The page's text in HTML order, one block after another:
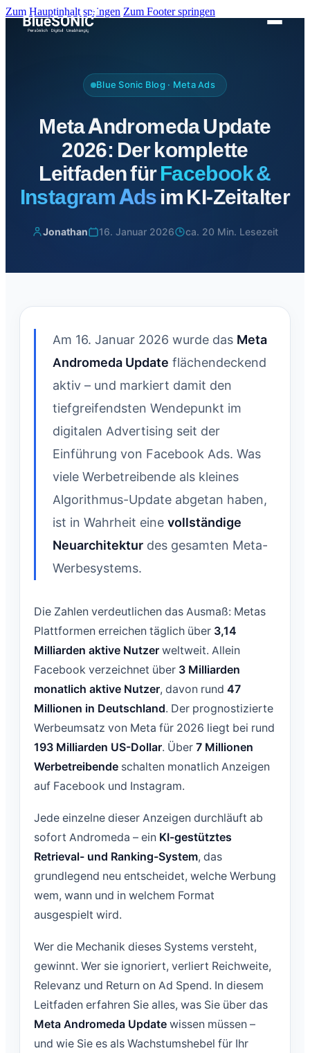
Zum Hauptinhalt springen Zum Footer springen
Blue Sonic Blog · Meta Ads
Meta Andromeda Update
2026: Der komplette
Leitfaden fürFacebook &
Instagram Adsim KI-Zeitalter
Jonathan 16. Januar 2026 ca. 20 Min. Lesezeit
Am 16. Januar 2026 wurde das Meta
Andromeda Update flächendeckend
aktiv – und markiert damit den
tiefgreifendsten Wendepunkt im
digitalen Advertising seit der
Einführung von Facebook Ads. Was
viele Werbetreibende als kleines
Algorithmus-Update abgetan haben,
ist in Wahrheit eine vollständige
Neuarchitektur des gesamten Meta-
Werbesystems.
Die Zahlen verdeutlichen das Ausmaß: Metas
Plattformen erreichen täglich über 3,14
Milliarden aktive Nutzerweltweit. Allein
Facebook verzeichnet über 3 Milliarden
monatlich aktive Nutzer, davon rund 47
Millionen in Deutschland. Der prognostizierte
Werbeumsatz von Meta für 2026 liegt bei rund
193 Milliarden US-Dollar. Über7 Millionen
Werbetreibende schalten monatlich Anzeigen
auf Facebook und Instagram.
Jede einzelne dieser Anzeigen durchläuft ab
sofort Andromeda – ein KI-gestütztes
Retrieval- und Ranking-System, das
grundlegend neu entscheidet, welche Werbung
wem, wann und in welchem Format
ausgespielt wird.
Wer die Mechanik dieses Systems versteht,
gewinnt. Wer sie ignoriert, verliert Reichweite,
Relevanz und Return on Ad Spend. In diesem
Leitfaden erfahren Sie alles, was Sie über das
Meta Andromeda Updatewissen müssen –
und wie Sie es als Wachstumshebel für Ihr